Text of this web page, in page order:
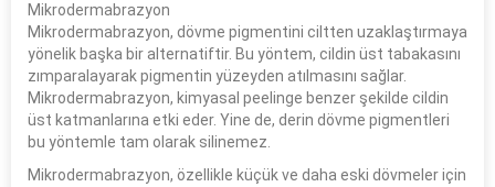
Mikrodermabrazyon
Mikrodermabrazyon, dövme pigmentini ciltten uzaklaştırmaya
yönelik başka bir alternatiftir. Bu yöntem, cildin üst tabakasını
zımparalayarak pigmentin yüzeyden atılmasını sağlar.
Mikrodermabrazyon, kimyasal peelinge benzer şekilde cildin
üst katmanlarına etki eder. Yine de, derin dövme pigmentleri
bu yöntemle tam olarak silinemez.
Mikrodermabrazyon, özellikle küçük ve daha eski dövmeler için